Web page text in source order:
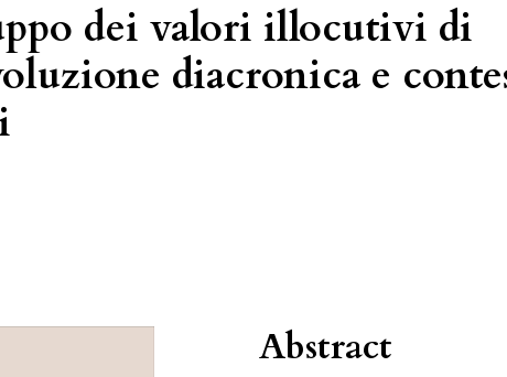
dei valori illocutivi di
diacronica e
Abstract